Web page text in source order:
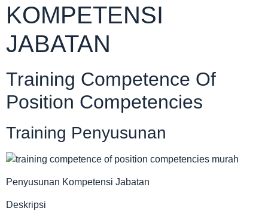
KOMPETENSI
JABATAN
Training Competence Of
Position Competencies
Training Penyusunan
Penyusunan Kompetensi Jabatan
Deskripsi